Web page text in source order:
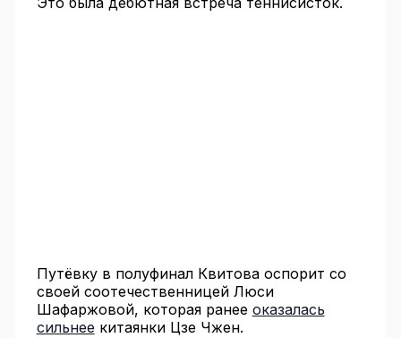
Путёвку в полуфинал Квитова оспорит со
своей соотечественницей Люси
Шафаржовой, которая ранее оказалась
сильнее китаянки Цзе Чжен.